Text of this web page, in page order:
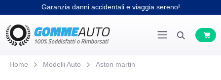
Garanzia danni accidentali e viaggia sereno!
Home Modelli Auto Aston martin